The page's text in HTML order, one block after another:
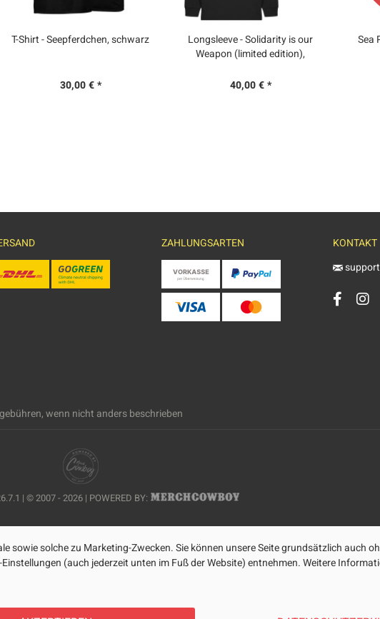
T-Shirt - Seepferdchen, schwarz
30,00 € *
Longsleeve - Solidarity is our
Weapon (limited edition),
40,00 € *
Sea
ZAHLUNGSARTEN
KONTAKT
wenn nicht anders beschrieben
| © 2007 - 2026 | POWERED BY:
solche zu Marketing-Zwecken. Sie können unsere Seite grundsätzlich auch
(auch jederzeit unten im Fuß der Website) entnehmen. Weitere